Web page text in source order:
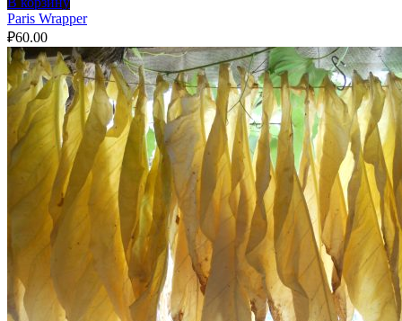
Paris Wrapper
₽60.00